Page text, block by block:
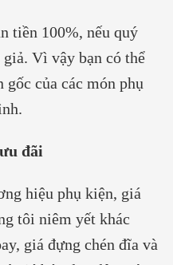
tiền 100%, nếu quý
giả. Vì vậy bạn có thể
của các món phụ
đãi
hiệu phụ kiện, giá
tôi niêm yết khác
giá đựng chén đĩa và